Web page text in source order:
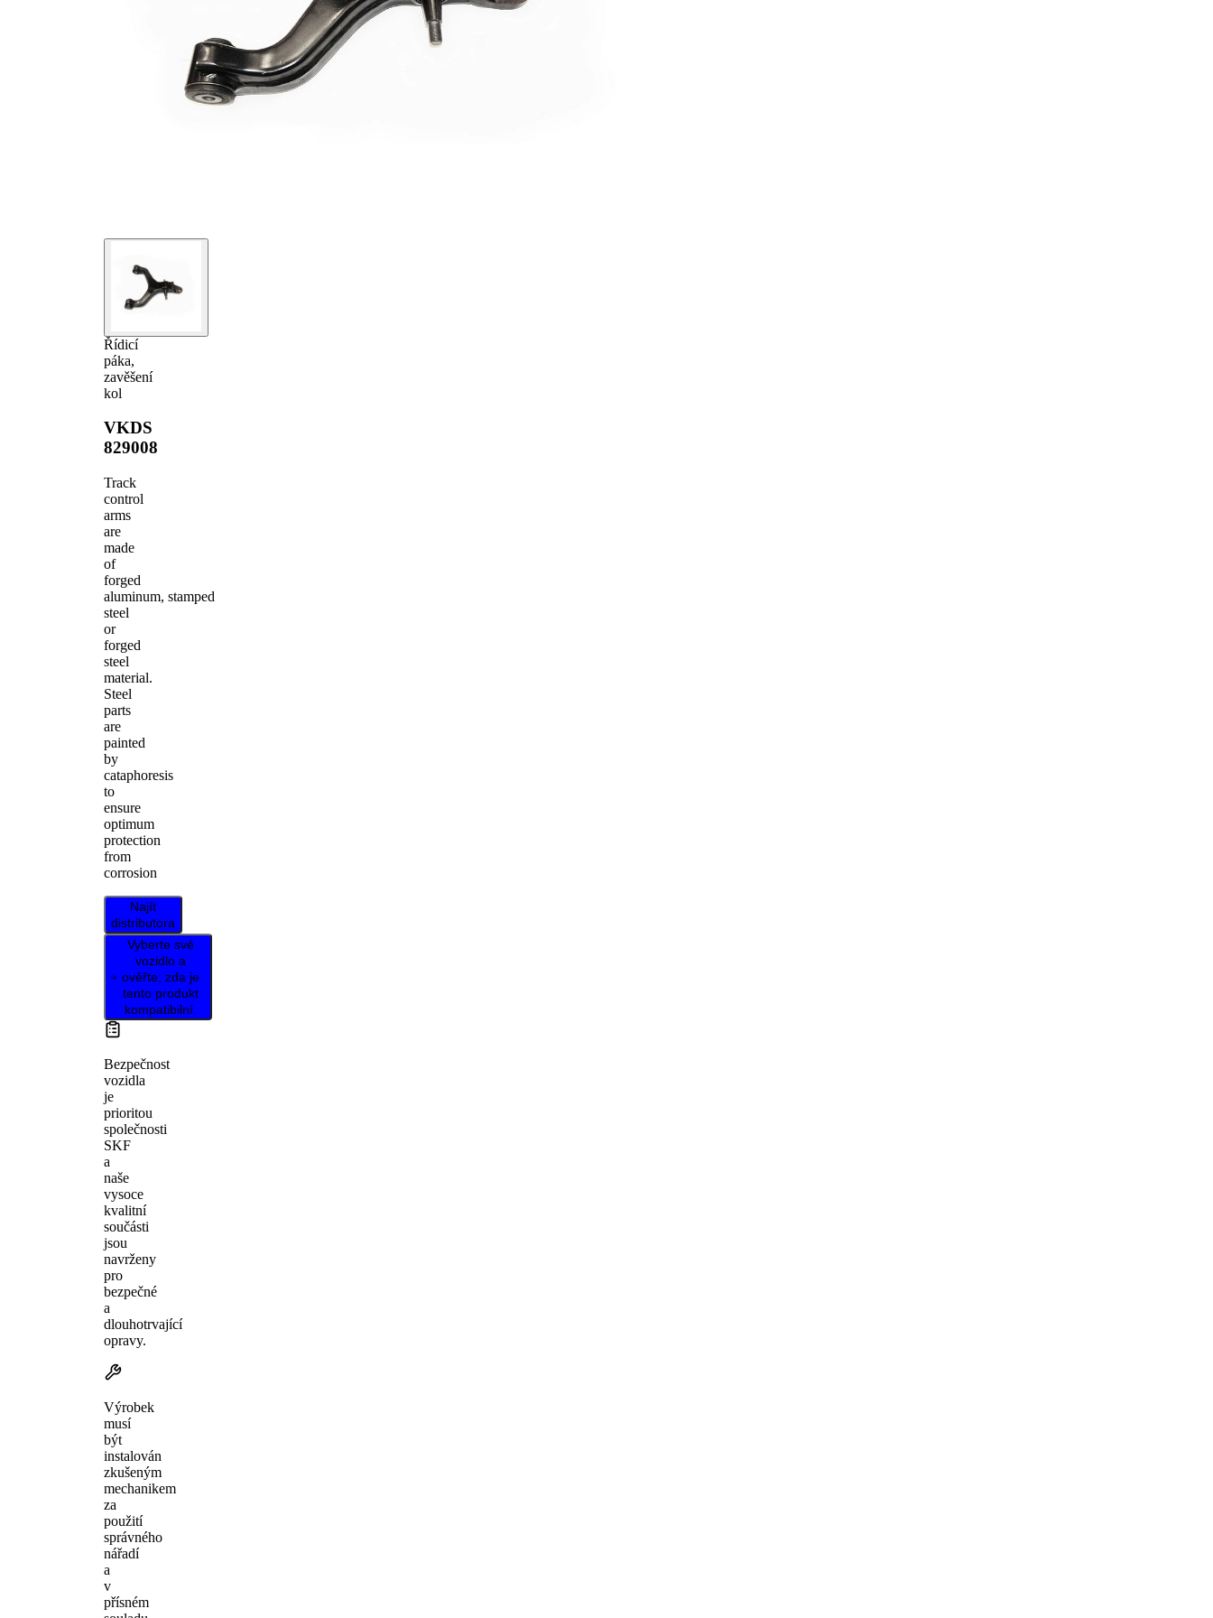
Řídicí
páka,
zavěšení
kol
VKDS
829008
Track
control
arms
are
made
of
forged
aluminum, stamped
steel
or
forged
steel
material.
Steel
parts
are
painted
by
cataphoresis
to
ensure
optimum
protection
from
corrosion
Najít
distributora
Vyberte své
vozidlo a
ověřte, zda je
tento produkt
kompatibilní.
Bezpečnost
vozidla
je
prioritou
společnosti
SKF
a
naše
vysoce
kvalitní
součásti
jsou
navrženy
pro
bezpečné
a
dlouhotrvající
opravy.
Výrobek
musí
být
instalován
zkušeným
mechanikem
za
použití
správného
nářadí
a
v
přísném